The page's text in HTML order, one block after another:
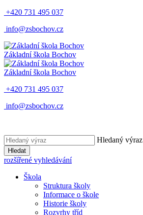
+420 731 495 037
info@zsbochov.cz
Základní škola Bochov
Základní škola Bochov
+420 731 495 037
info@zsbochov.cz
Hledaný výraz
Hledat
rozšířené vyhledávání
Škola
Struktura školy
Informace o škole
Historie školy
Rozvrhy tříd